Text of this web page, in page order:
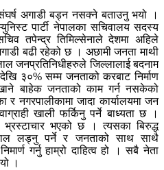
अगाडी बड्न नसक्ने बताउनु भयो ।
पार्टी नेपालका सचिवालय सदस्य
तपेन्द्र तिमिल्सेनाले देशमा अहिले
बढी रहेको छ । अछामी जनता माथी
जनप्रतिनिधीहरुले जिल्लालाई बदनाम
३०% सम्म जनताको करबाट निर्माण
बाहेक जनताको काम गर्न नसकेको
नगरपालीकामा जादा कार्यालयमा जन
खाली फर्किनु पर्ने बाध्यता छ ।
भ्रस्टाचार भएको छ । त्यसका बिरुद्ध
लड्नु पर्ने र जनताको साथ साथै
गर्नु हाम्रो दाहित्व हो । सबै नेता
।